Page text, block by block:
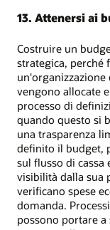
13. Attenersi ai
Costruire un
strategica, perché
vengono allocate
processo di
quando questo si
una trasparenza
definito il budget,
sul flusso di cassa
visibilità dalla sua
verificano spese
domanda.
possono portare a